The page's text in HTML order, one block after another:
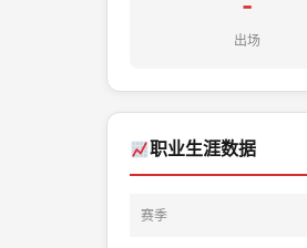
出场
职业生涯数据
赛季